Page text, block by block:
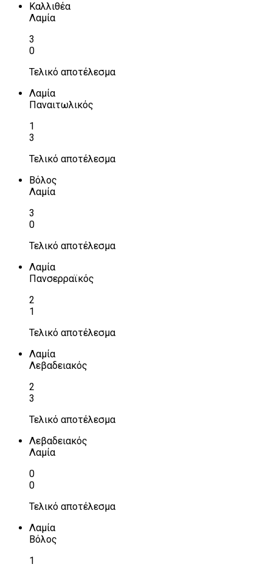
Καλλιθέα
Λαμία
3
0
Τελικό αποτέλεσμα
Λαμία
Παναιτωλικός
1
3
Τελικό αποτέλεσμα
Βόλος
Λαμία
3
0
Τελικό αποτέλεσμα
Λαμία
Πανσερραϊκός
2
1
Τελικό αποτέλεσμα
Λαμία
Λεβαδειακός
2
3
Τελικό αποτέλεσμα
Λεβαδειακός
Λαμία
0
0
Τελικό αποτέλεσμα
Λαμία
Βόλος
1